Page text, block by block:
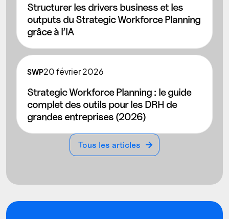
Structurer les drivers business et les
outputs du Strategic Workforce Planning
grâce à l’IA
SWP20février 2026
Strategic Workforce Planning : le guide
complet des outils pour les DRH de
grandes entreprises (2026)
Tous les articles
Tous les articles